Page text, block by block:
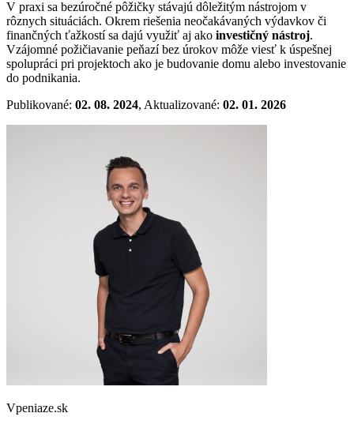
V praxi sa bezúročné pôžičky stávajú dôležitým nástrojom v
rôznych situáciách. Okrem riešenia neočakávaných výdavkov či
finančných ťažkostí sa dajú využiť aj ako investičný nástroj.
Vzájomné požičiavanie peňazí bez úrokov môže viesť k úspešnej
spolupráci pri projektoch ako je budovanie domu alebo investovanie
do podnikania.
Publikované: 02. 08. 2024, Aktualizované: 02. 01. 2026
Vpeniaze.sk